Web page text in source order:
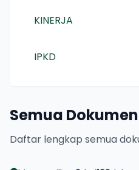
KINERJA
IPKD
Semua Dokumen
Daftar lengkap semua